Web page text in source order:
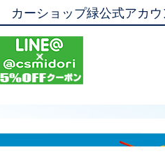
カーショップ緑公式アカウ